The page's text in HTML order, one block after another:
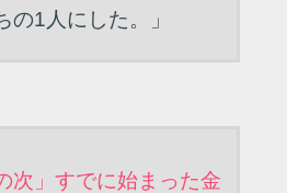
の1人にした。」
次」すでに始まった金